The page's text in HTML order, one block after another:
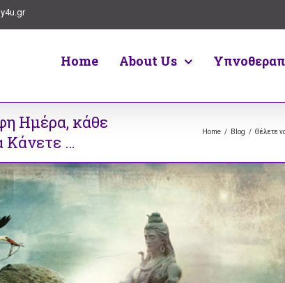
Home About Us
Ημέρα, κάθε
Κάνετε …
Home / Blog / Θέλετε